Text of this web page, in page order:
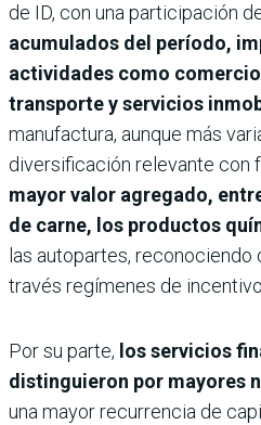
de ID, con una participación
acumulados del período,
actividades como
transporte y servicios
manufactura, aunque más
diversificación relevante con
mayor valor agregado,
de carne, los productos
las autopartes, reconociendo
través regímenes de
Por su parte, los servicios
distinguieron por mayores
una mayor recurrencia de